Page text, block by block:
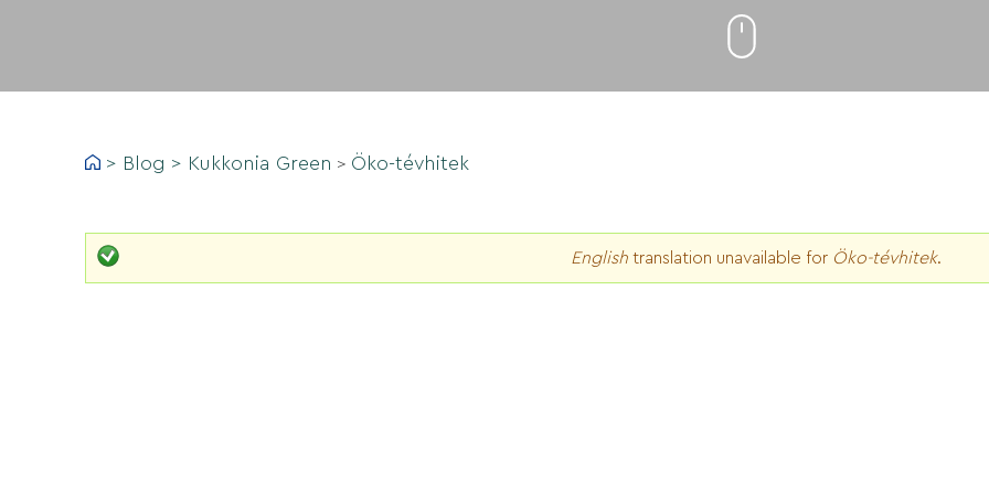
> Blog > Kukkonia Green > Öko-tévhitek
English translation unavailable for Öko-tévhitek.